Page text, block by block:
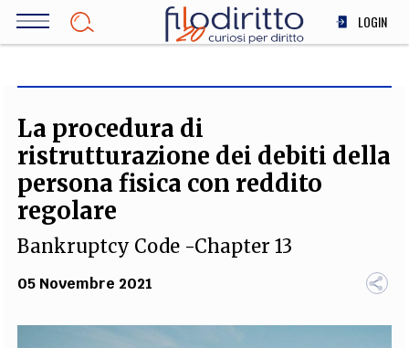
Salta
LOGIN
SOCIETÀ
MEDICINA
SCIENZA
ALTRO
TEAM
La procedura di
ristrutturazione dei debiti della
persona fisica con reddito
regolare
Bankruptcy Code -Chapter 13
05 Novembre 2021